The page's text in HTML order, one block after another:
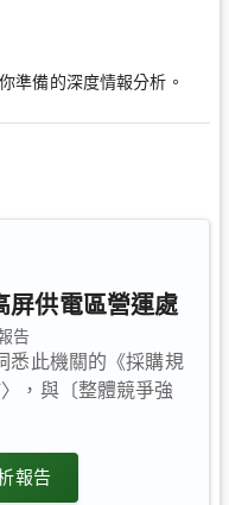
準備的深度情報分析。
屏供電區營運處
告
悉此機關的《採購規
，與〔整體競爭強
報告